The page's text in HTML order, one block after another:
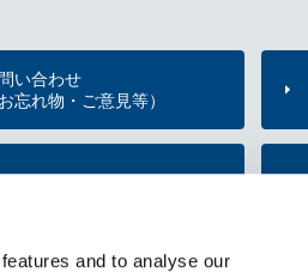
and to analyse our
い合わせ
お忘れ物・ご意見等）
メトロ公式アプリのご紹介